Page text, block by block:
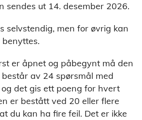
sendes ut 14. desember 2026.
selvstendig, men for øvrig kan
er åpnet og påbegynt må den
av 24 spørsmål med
det gis ett poeng for hvert
er bestått ved 20 eller flere
du kan ha fire feil. Det er ikke